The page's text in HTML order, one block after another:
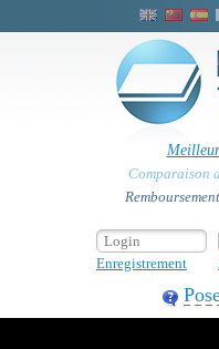
Comparaison
Enregistrement